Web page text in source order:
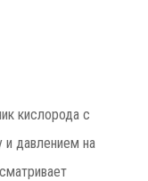
кислорода с
и давлением на